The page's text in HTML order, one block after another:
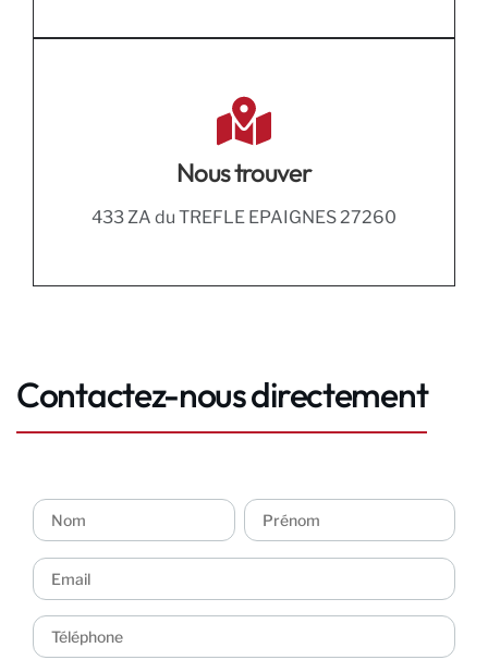
Nous trouver
433 ZA du TREFLE EPAIGNES 27260
Contactez-nous directement